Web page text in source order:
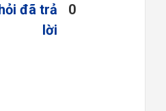
đã trả
lời
0